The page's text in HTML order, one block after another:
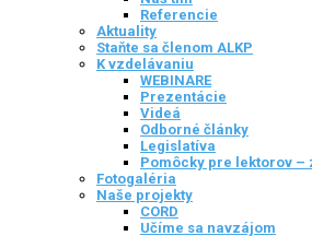
Referencie
Aktuality
Staňte sa členom ALKP
K vzdelávaniu
WEBINARE
Prezentácie
Videá
Odborné články
Legislatíva
Pomôcky pre lektorov –
Fotogaléria
Naše projekty
CORD
Učíme sa navzájom